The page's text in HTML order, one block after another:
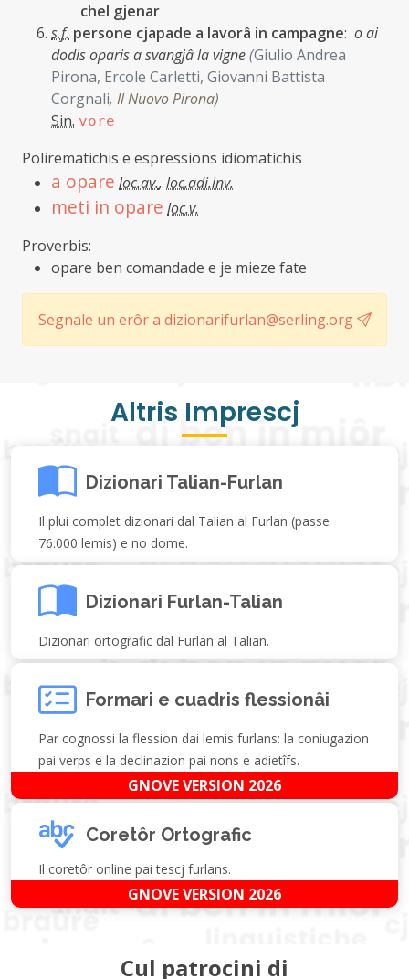
chel gjenar
s.f. persone cjapade a lavorâ in campagne: o ai
dodis oparis a svangjâ la vigne(Giulio Andrea
Pirona, Ercole Carletti, Giovanni Battista
Corgnali, Il Nuovo Pirona)
Sin. vore
Polirematichis e espressions idiomatichis
a opare loc.av., loc.adi.inv.
meti in opare loc.v.
Proverbis:
opare ben comandade e je mieze fate
Segnale un erôr a dizionarifurlan@serling.org
Altris Imprescj
Dizionari Talian-Furlan
Il plui complet dizionari dal Talian al Furlan (passe
76.000 lemis) e no dome.
Dizionari Furlan-Talian
Dizionari ortografic dal Furlan al Talian.
Formari e cuadris flessionâi
Par cognossi la flession dai lemis furlans: la coniugazion
pai verps e la declinazion pai nons e adietîfs.
GNOVE VERSION 2026
Coretôr Ortografic
Il coretôr online pai tescj furlans.
GNOVE VERSION 2026
Cul patrocini di